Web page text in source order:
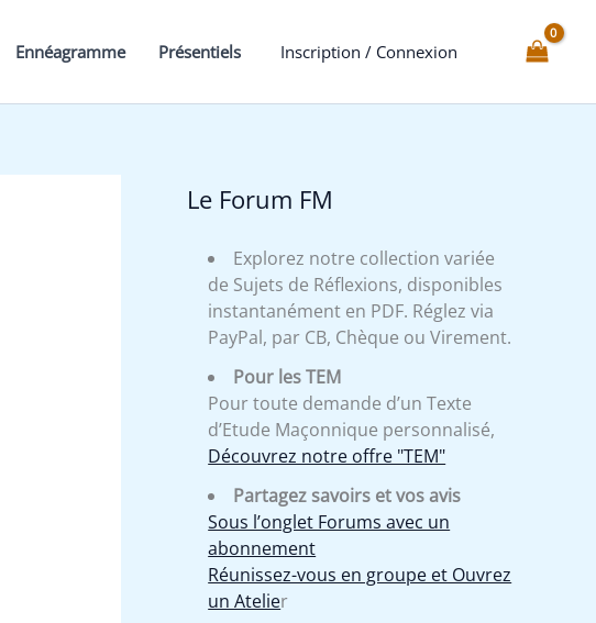
Ennéagramme Présentiels Inscription / Connexion
Le Forum FM
Explorez notre collection variée
de Sujets de Réflexions, disponibles
instantanément en PDF. Réglez via
PayPal, par CB, Chèque ou Virement.
Pour les TEM
Pour toute demande d’un Texte
d’Etude Maçonnique personnalisé,
Découvrez notre offre "TEM"
Partagez savoirs et vos avis
Sous l’onglet Forums avec un
abonnement
Réunissez-vous en groupe et Ouvrez
un Atelier